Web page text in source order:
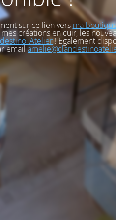
sur ce lien vers ma
créations en cuir, les
! Egalement
email